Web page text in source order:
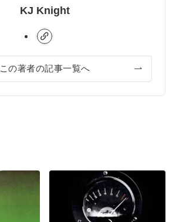
KJ Knight
この著者の記事一覧へ